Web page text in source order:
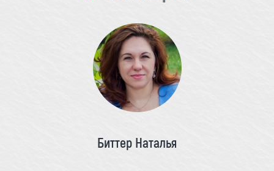
Биттер Наталья